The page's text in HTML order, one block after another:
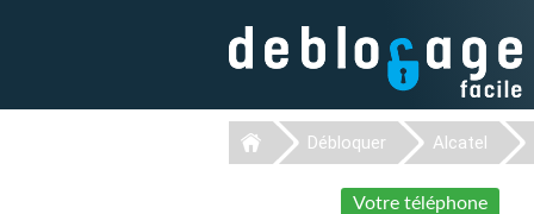
Débloquer Alcatel
Votre téléphone